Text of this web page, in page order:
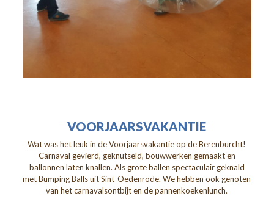
VOORJAARSVAKANTIE
Wat was het leuk in de Voorjaarsvakantie op de Berenburcht!
Carnaval gevierd, geknutseld, bouwwerken gemaakt en
ballonnen laten knallen. Als grote ballen spectaculair geknald
met Bumping Balls uit Sint-Oedenrode. We hebben ook genoten
van het carnavalsontbijt en de pannenkoekenlunch.